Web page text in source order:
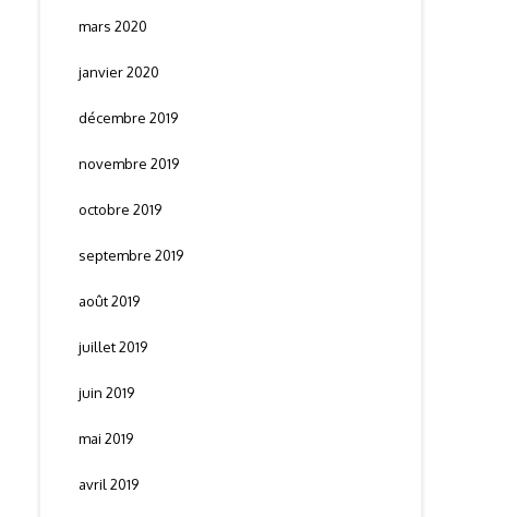
mars 2020
janvier 2020
décembre 2019
novembre 2019
octobre 2019
septembre 2019
août 2019
juillet 2019
juin 2019
mai 2019
avril 2019